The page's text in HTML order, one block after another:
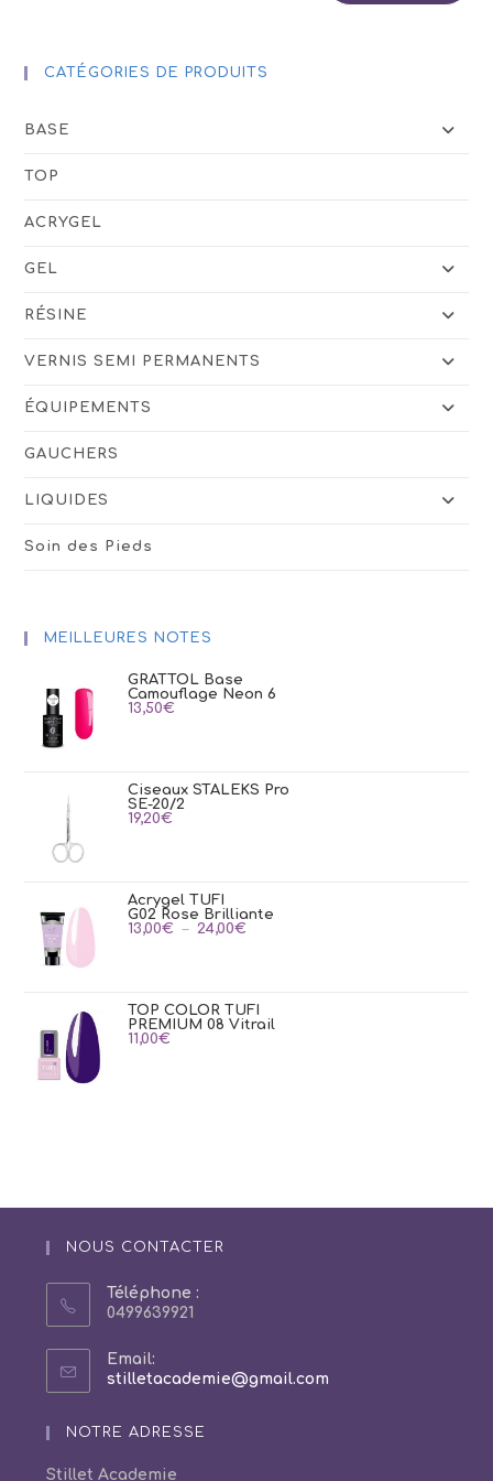
CATÉGORIES DE PRODUITS
BASE
TOP
ACRYGEL
GEL
RÉSINE
VERNIS SEMI PERMANENTS
ÉQUIPEMENTS
GAUCHERS
LIQUIDES
Soin des Pieds
MEILLEURES NOTES
GRATTOL Base
Camouflage Neon 6
13,50€
Ciseaux STALEKS Pro
SE-20/2
19,20€
Acrygel TUFI
G02 Rose Brilliante
13,00€ – 24,00€
24,00€
TOP COLOR TUFI
PREMIUM 08 Vitrail
11,00€
NOUS CONTACTER
Téléphone :
0499639921
Email:
stilletacademie@gmail.comS’ouvre
NOTRE ADRESSE
Stillet Academie